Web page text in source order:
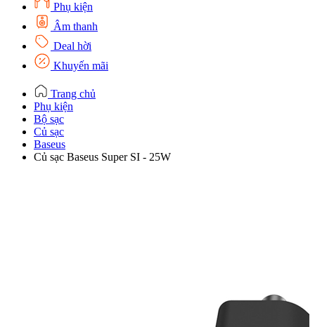
Phụ kiện
Âm thanh
Deal hời
Khuyến mãi
Trang chủ
Phụ kiện
Bộ sạc
Củ sạc
Baseus
Củ sạc Baseus Super SI - 25W